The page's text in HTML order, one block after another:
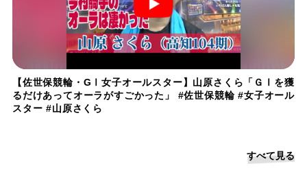
【佐世保競輪・GⅠ女子オールスター】山原さくら「ＧⅠを獲
るだけあってオーラがすごかった」 #佐世保競輪 #女子オール
スター #山原さくら
すべて見る